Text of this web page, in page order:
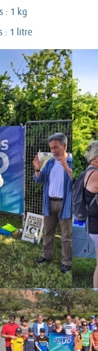
: 1 kg
: 1 litre